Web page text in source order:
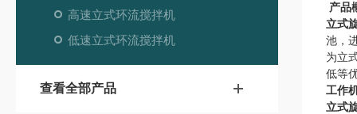
高速立式环流搅拌机
低速立式环流搅拌机
查看全部产品
产品
立式
池，
为立
低等
工作
立式